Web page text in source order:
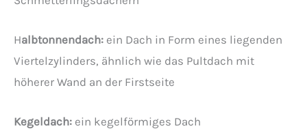
Halbtonnendach: ein Dach in Form eines liegenden
Viertelzylinders, ähnlich wie das Pultdach mit
höherer Wand an der Firstseite
Kegeldach: ein kegelförmiges Dach